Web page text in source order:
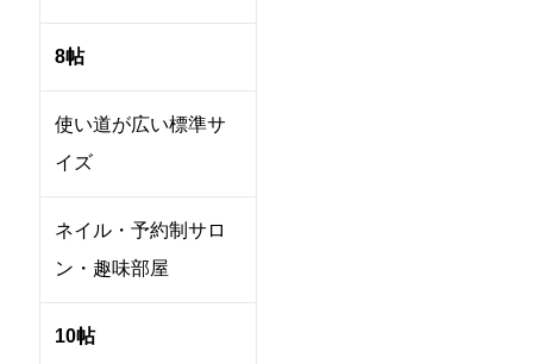
8帖
使い道が広い標準サ
イズ
ネイル・予約制サロ
ン・趣味部屋
10帖